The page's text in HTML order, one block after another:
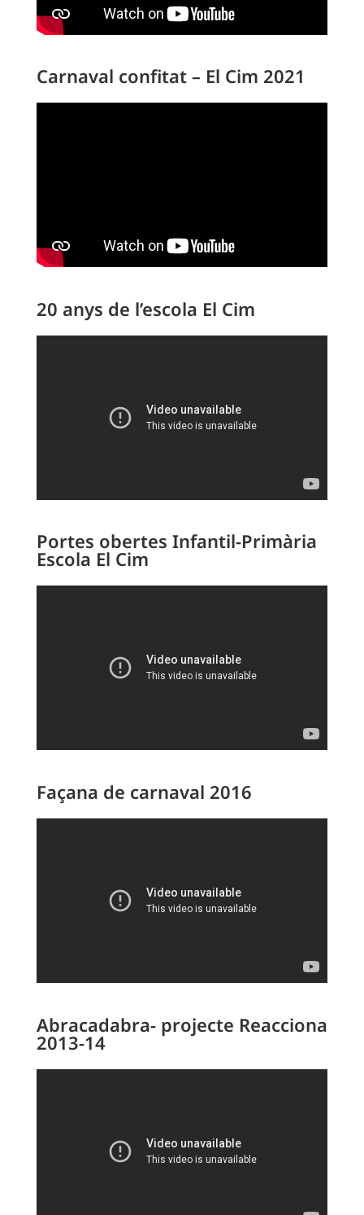
Carnaval confitat – El Cim 2021
20 anys de l’escola El Cim
Portes obertes Infantil-Primària
Escola El Cim
Façana de carnaval 2016
Abracadabra- projecte Reacciona
2013-14